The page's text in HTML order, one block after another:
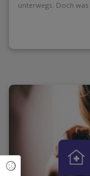
unterwegs. Doch
Cookie Einstellungen